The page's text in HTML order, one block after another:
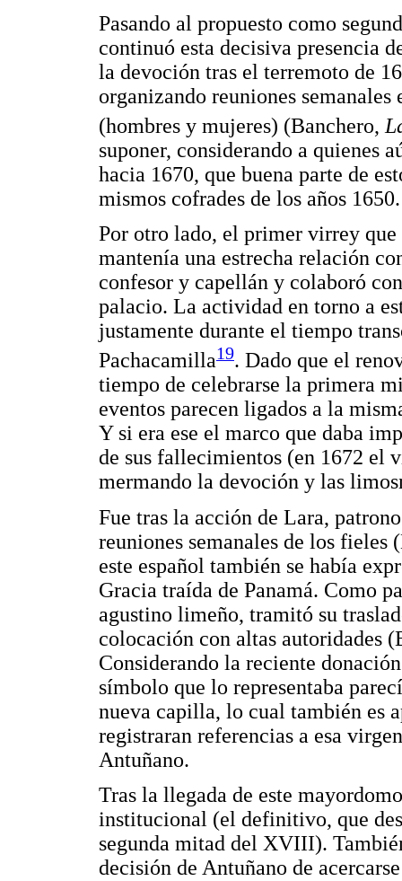
Pasando al propuesto como
continuó esta decisiva presencia
la devoción tras el terremoto de
organizando reuniones
(hombres y mujeres) (Banchero,
suponer, considerando a quienes
hacia 1670, que buena parte de
mismos cofrades de los años 1650.
Por otro lado, el primer virrey
mantenía una estrecha relación
confesor y capellán y colaboró
palacio. La actividad en torno a
justamente durante el tiempo
Pachacamilla19. Dado que el
tiempo de celebrarse la primera
eventos parecen ligados a la
Y si era ese el marco que daba
de sus fallecimientos (en 1672 el
mermando la devoción y las
Fue tras la acción de Lara,
reuniones semanales de los fieles
este español también se había
Gracia traída de Panamá. Como
agustino limeño, tramitó su
colocación con altas autoridades
Considerando la reciente
símbolo que lo representaba
nueva capilla, lo cual también es
registraran referencias a esa
Antuñano.
Tras la llegada de este
institucional (el definitivo, que
segunda mitad del XVIII).
decisión de Antuñano de